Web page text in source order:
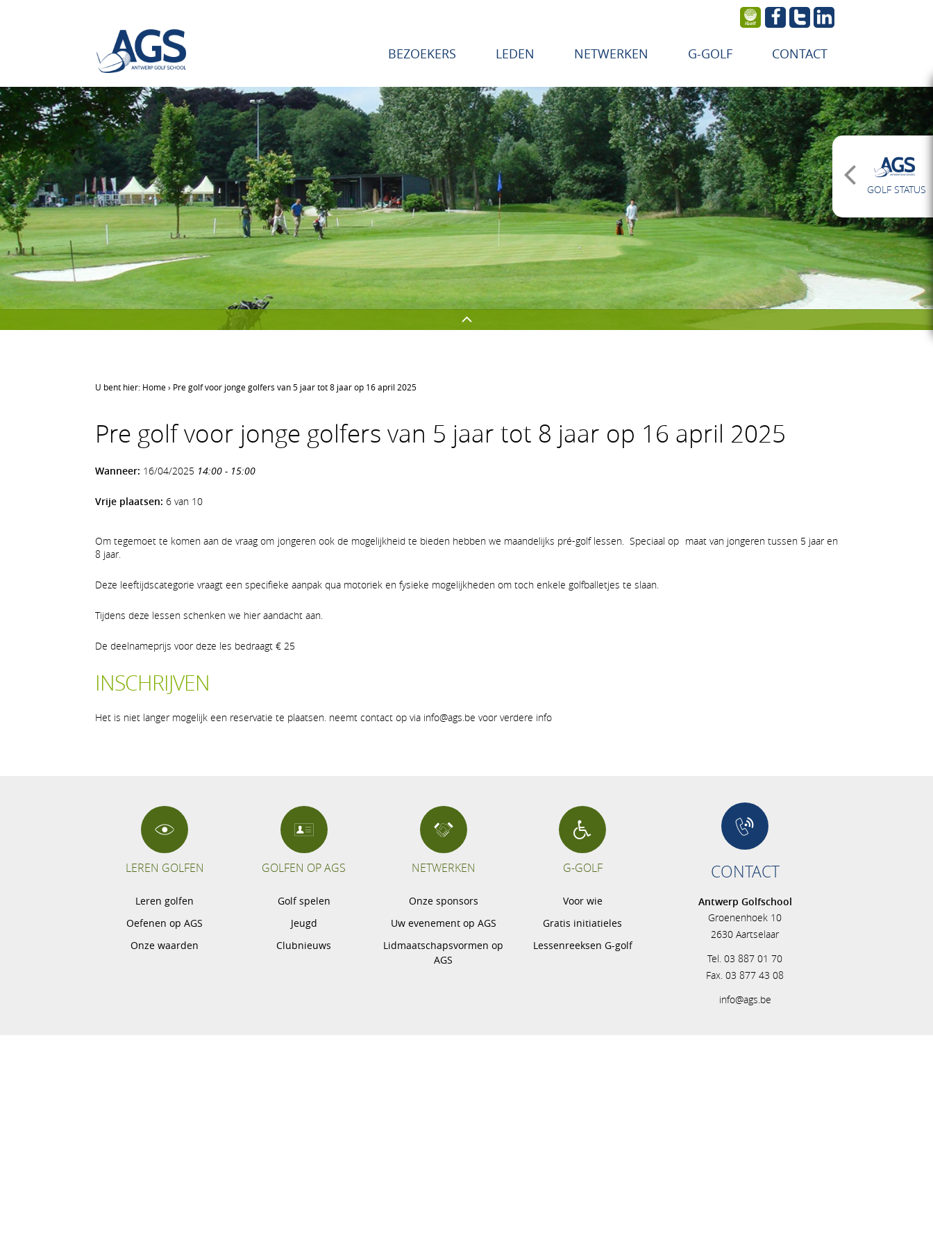
BEZOEKERS LEDEN NETWERKEN G-GOLF CONTACT
Leren golfen
Onze waarden
Golf spelen
Onze sponsors
Voor wie
GOLF STATUS
U bent hier: Home› Pre golf voor jonge golfers van 5 jaar tot 8 jaar op 16 april 2025
Pre golf voor jonge golfers van 5 jaar tot 8 jaar op 16 april 2025
Wanneer: 16/04/2025 14:00 - 15:00
Vrije plaatsen: 6 van 10
Om tegemoet te komen aan de vraag om jongeren ook de mogelijkheid te bieden hebben we maandelijks pré-golf lessen. Speciaal op maat van jongeren tussen 5 jaar en
8 jaar.
Deze leeftijdscategorie vraagt een specifieke aanpak qua motoriek en fysieke mogelijkheden om toch enkele golfballetjes te slaan.
Tijdens deze lessen schenken we hier aandacht aan.
De deelnameprijs voor deze les bedraagt € 25
INSCHRIJVEN
Het is niet langer mogelijk een reservatie te plaatsen. neemt contact op via info@ags.be voor verdere info
LEREN GOLFEN
Leren golfen
Oefenen op AGS
Onze waarden
GOLFEN OP AGS
Golf spelen
Jeugd
Clubnieuws
NETWERKEN
Onze sponsors
Uw evenement op AGS
Lidmaatschapsvormen op
AGS
G-GOLF
Voor wie
Gratis initiatieles
Lessenreeksen G-golf
CONTACT
Antwerp Golfschool
Groenenhoek 10
2630 Aartselaar
Tel. 03 887 01 70
Fax. 03 877 43 08
info@ags.be